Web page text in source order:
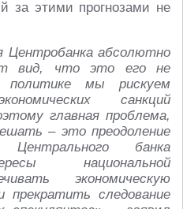
за этими прогнозами не
Центробанка абсолютно
вид, что это его не
политике мы рискуем
санкций
главная проблема,
– это преодоление
Центрального банка
национальной
экономическую
прекратить следование